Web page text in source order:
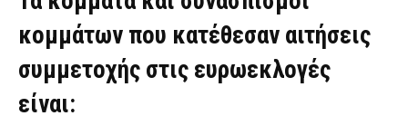
κομμάτων που κατέθεσαν αιτήσεις
συμμετοχής στις ευρωεκλογές
είναι: